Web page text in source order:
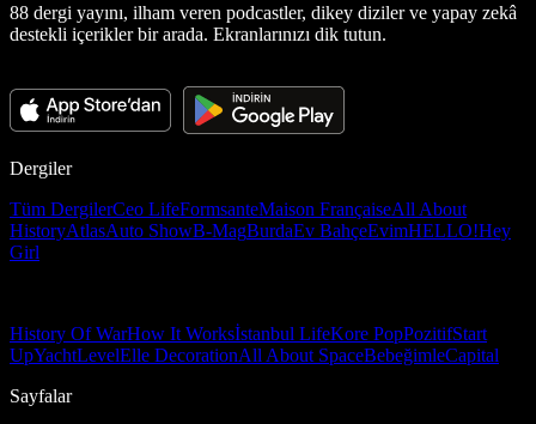
88 dergi yayını, ilham veren podcastler, dikey diziler ve yapay zekâ
destekli içerikler bir arada. Ekranlarınızı dik tutun.
Dergiler
Tüm DergilerCeo LifeFormsanteMaison FrançaiseAll About
HistoryAtlasAuto ShowB-MagBurdaEv BahçeEvimHELLO!Hey
Girl
History Of WarHow It Worksİstanbul LifeKore PopPozitifStart
UpYachtLevelElle DecorationAll About SpaceBebeğimleCapital
Sayfalar